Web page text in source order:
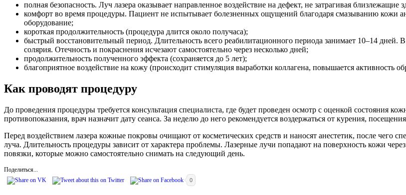
полная безопасность. Луч лазера оказывает направленное воздействие на дефект, не затрагивая близлежащие
комфорт во время процедуры. Пациент не испытывает болезненных ощущений благодаря смазыванию кожи
оборудование;
короткая продолжительность (процедура длится около получаса);
быстрый восстановительный период. Длительность всего реабилитационного периода занимает 10–14 дней.
солярия. Отечность и покраснения исчезают самостоятельно через несколько дней;
продолжительность полученного эффекта (сохраняется до 5 лет);
благоприятное воздействие на кожу (происходит стимуляция выработки коллагена, повышается активность
Как проводят процедуру
До проведения процедуры требуется консультация специалиста, где будет проведен осмотр с оценкой состояния
противопоказания, врач назначит дату сеанса. За неделю до него рекомендуется воздержаться от курения,
Перед воздействием лазера кожные покровы очищают от косметических средств и наносят анестетик, после чего
луча. Длительность процедуры зависит от характера проблемы. Лазерные лучи попадают на поверхность кожи
повязки, которые можно самостоятельно снимать на следующий день.
Поделиться...
0